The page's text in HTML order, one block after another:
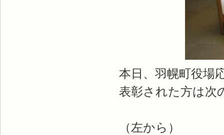
本日、羽幌町役場
表彰された方は次
（左から）